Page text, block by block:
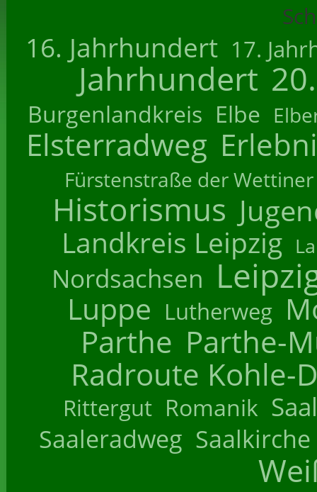
16. Jahrhundert 17.
Jahrhundert
Burgenlandkreis Elbe
Elsterradweg
Fürstenstraße der Wettiner
Historismus
Landkreis Leipzig
Nordsachsen
Luppe Lutherweg
Parthe Parthe-
Radroute Kohle-
Rittergut Romanik
Saaleradweg Saalkirche